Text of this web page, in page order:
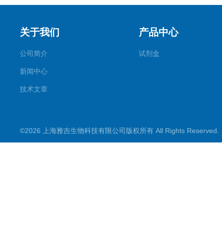
关于我们
公司简介
新闻中心
技术文章
产品中心
试剂盒
©2026 上海雅吉生物科技有限公司版权所有 All Rights